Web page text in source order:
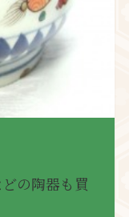
の陶器も買